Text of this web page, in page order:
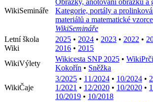
WikiSemináře
Kategorie, portály a
materiálů a matematické
WikiSemináře
Letní škola
Wiki
2025 • 2024 • 2023 • 2022 •
2016 • 2015
WikiVýlety
Wikicesta SNP 2025 •
Kokořín • Sněžka
WikiČaje
3/2025 • 11/2024 • 10/2024 •
1/2021 • 12/2020 • 10/2020 •
10/2019 • 10/2018